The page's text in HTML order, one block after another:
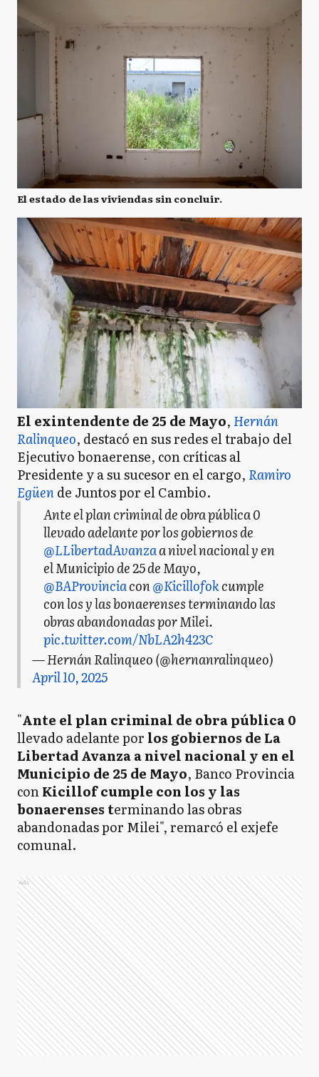
El estado de las viviendas sin concluir.
El exintendente de 25 de Mayo, Hernán
Ralinqueo, destacó en sus redes el trabajo del
Ejecutivo bonaerense, con críticas al
Presidente y a su sucesor en el cargo, Ramiro
Egüende Juntos por el Cambio.
Ante el plan criminal de obra pública 0
llevado adelante por los gobiernos de
@LLibertadAvanzaa nivel nacional y en
el Municipio de 25 de Mayo,
@BAProvinciacon@Kicillofokcumple
con los y las bonaerenses terminando las
obras abandonadas por Milei.
pic.twitter.com/NbLA2h423C
— Hernán Ralinqueo (@hernanralinqueo)
April 10, 2025
"Ante el plan criminal de obra pública 0
llevado adelante por los gobiernos de La
Libertad Avanza a nivel nacional y en el
Municipio de 25 de Mayo, Banco Provincia
conKicillof cumple con los y las
bonaerenses terminando las obras
abandonadas por Milei", remarcó el exjefe
comunal.
Ads